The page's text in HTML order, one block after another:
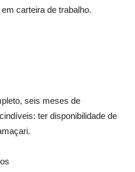
carteira de trabalho.
seis meses de
ter disponibilidade de